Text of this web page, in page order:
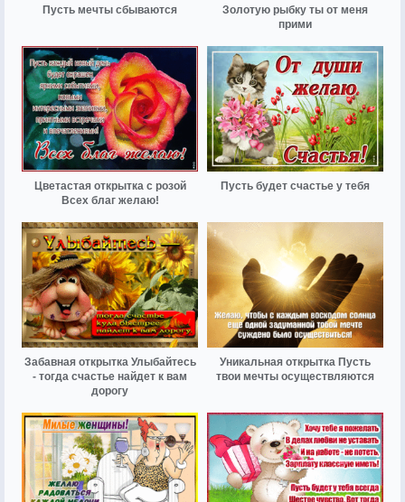
Пусть мечты сбываются
Золотую рыбку ты от меня
прими
Цветастая открытка с розой
Всех благ желаю!
Пусть будет счастье у тебя
Забавная открытка Улыбайтесь
- тогда счастье найдет к вам
дорогу
Уникальная открытка Пусть
твои мечты осуществляются